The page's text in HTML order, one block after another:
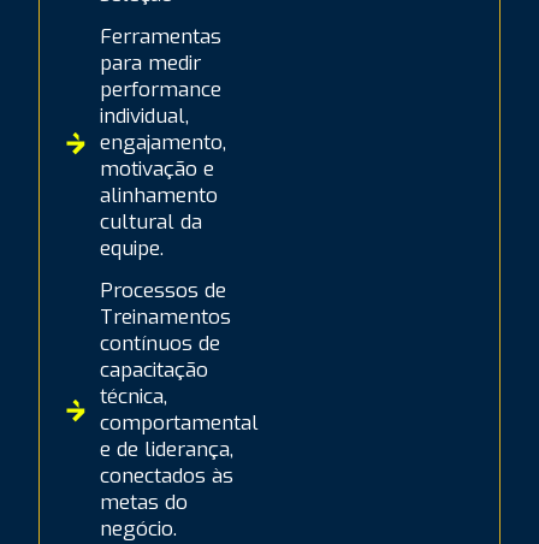
Ferramentas
para medir
performance
individual,
engajamento,
motivação e
alinhamento
cultural da
equipe.
Processos de
Treinamentos
contínuos de
capacitação
técnica,
comportamental
e de liderança,
conectados às
metas do
negócio.